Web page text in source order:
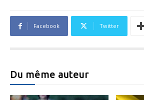
Facebook Twitter
Du même auteur